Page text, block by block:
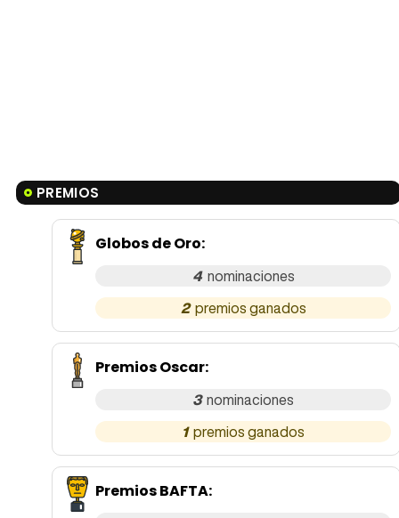
PREMIOS
Globos de Oro:
4
2
Premios Oscar:
3
1
Premios BAFTA: